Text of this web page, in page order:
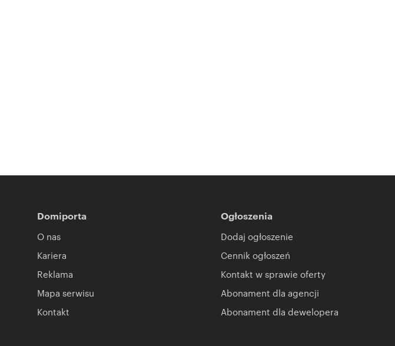
Domiporta
O nas
Kariera
Reklama
Mapa serwisu
Kontakt
Ogłoszenia
Dodaj ogłoszenie
Cennik ogłoszeń
Kontakt w sprawie oferty
Abonament dla agencji
Abonament dla dewelopera